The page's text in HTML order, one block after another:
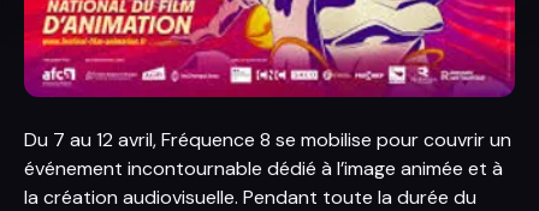
Du 7 au 12 avril, Fréquence 8 se mobilise pour couvrir un
événement incontournable dédié à l’image animée et à
la création audiovisuelle. Pendant toute la durée du